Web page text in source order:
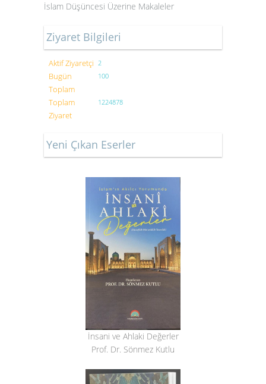
İslam Düşüncesi Üzerine Makaleler
Ziyaret Bilgileri
Aktif Ziyaretçi 2
Bugün
Toplam
100
Toplam
Ziyaret
1224878
Yeni Çıkan Eserler
İnsani ve Ahlaki Değerler
Prof. Dr. Sönmez Kutlu